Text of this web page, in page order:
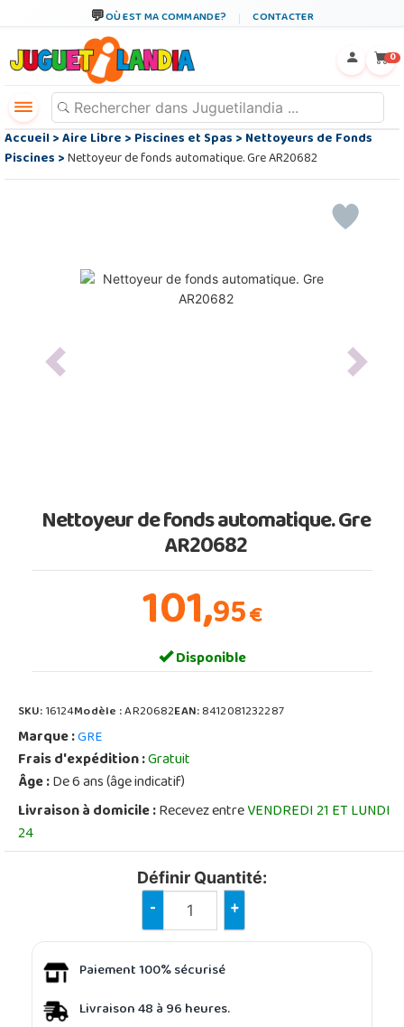
OÙ EST MA COMMANDE? CONTACTER
0
Accueil>Aire Libre>Piscines et Spas>Nettoyeurs de Fonds
Piscines>Nettoyeur de fonds automatique. Gre AR20682
Previous Next
Nettoyeur de fonds automatique. Gre
AR20682
101,95€
Disponible
SKU:16124Modèle :AR20682EAN:8412081232287
Marque :GRE
Frais d'expédition :Gratuit
Âge :De 6 ans (âge indicatif)
Livraison à domicile :Recevez entreVENDREDI 21 ET LUNDI
24
Définir Quantité:
- +
Paiement 100% sécurisé
Livraison 48 à 96 heures.